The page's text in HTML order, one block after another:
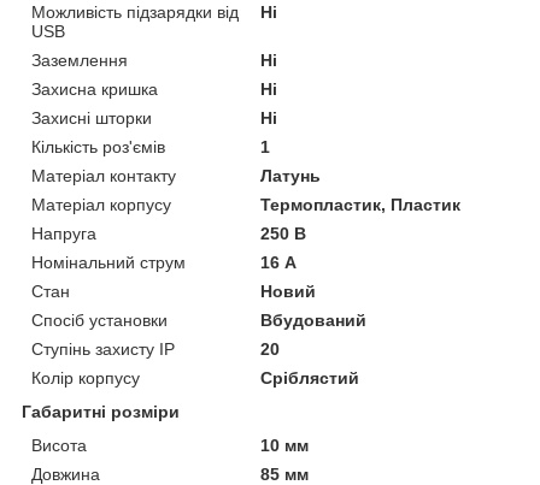
Можливість підзарядки від
USB
Ні
Заземлення
Ні
Захисна кришка
Ні
Захисні шторки
Ні
Кількість роз'ємів
1
Матеріал контакту
Латунь
Матеріал корпусу
Термопластик, Пластик
Напруга
250 В
Номінальний струм
16 А
Стан
Новий
Спосіб установки
Вбудований
Ступінь захисту IP
20
Колір корпусу
Сріблястий
Габаритні розміри
Висота
10 мм
Довжина
85 мм